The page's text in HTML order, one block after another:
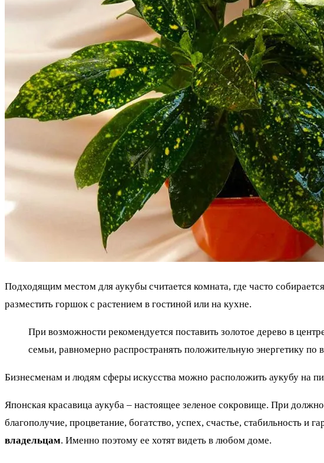
Подходящим местом для аукубы считается комната, где часто
разместить горшок с растением в гостиной или на кухне.
При возможности рекомендуется поставить золотое дерево в
семьи, равномерно распространять положительную энергетику по
Бизнесменам и людям сферы искусства можно расположить аукубу на
Японская красавица аукуба – настоящее зеленое сокровище. При
благополучие, процветание, богатство, успех, счастье, стабильность и
владельцам. Именно поэтому ее хотят видеть в любом доме.